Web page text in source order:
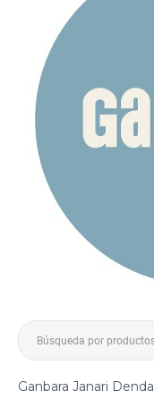
Ganbara Janari Denda